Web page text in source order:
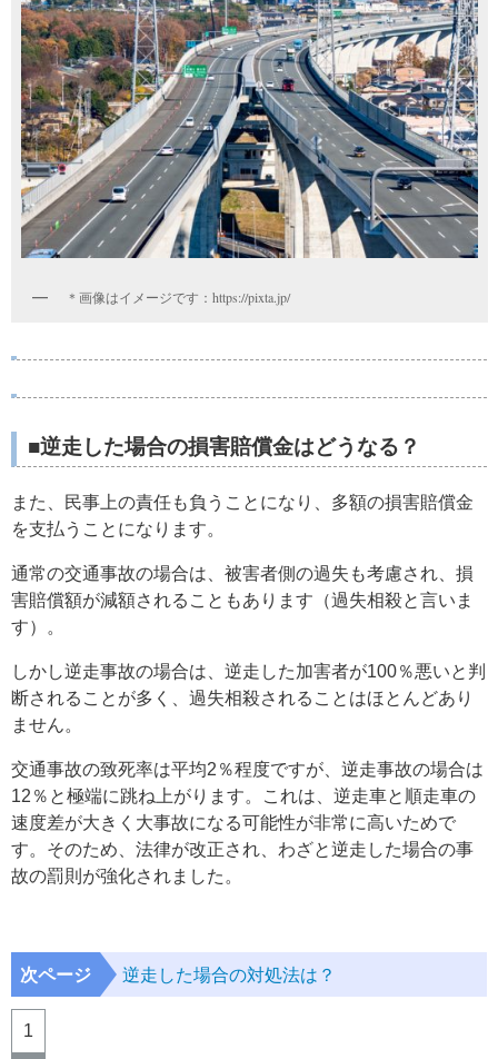
＊画像はイメージです：https://pixta.jp/
■逆走した場合の損害賠償金はどうなる？
また、民事上の責任も負うことになり、多額の損害賠償金
を支払うことになります。
通常の交通事故の場合は、被害者側の過失も考慮され、損
害賠償額が減額されることもあります（過失相殺と言いま
す）。
しかし逆走事故の場合は、逆走した加害者が100％悪いと判
断されることが多く、過失相殺されることはほとんどあり
ません。
交通事故の致死率は平均2％程度ですが、逆走事故の場合は
12％と極端に跳ね上がります。これは、逆走車と順走車の
速度差が大きく大事故になる可能性が非常に高いためで
す。そのため、法律が改正され、わざと逆走した場合の事
故の罰則が強化されました。
次ページ 逆走した場合の対処法は？
1